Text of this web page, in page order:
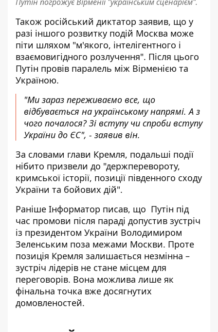
Також російський диктатор заявив, що у
разі іншого розвитку подій Москва може
піти шляхом "м'якого, інтелігентного і
взаємовигідного розлучення". Після цього
Путін провів паралель між Вірменією та
Україною.
"Ми зараз переживаємо все, що
відбувається на українському напрямі. А з
чого почалося? Зі вступу чи спроби вступу
України до ЄС", - заявив він.
За словами глави Кремля, подальші події
нібито призвели до "держперевороту,
кримської історії, позиції південного сходу
України та бойових дій".
Раніше Інформатор писав, що Путін під
час промови після параді допустив зустріч
із президентом України Володимиром
Зеленським поза межами Москви. Проте
позиція Кремля залишається незмінна –
зустріч лідерів не стане місцем для
переговорів. Вона можлива лише як
фінальна точка вже досягнутих
домовленостей.